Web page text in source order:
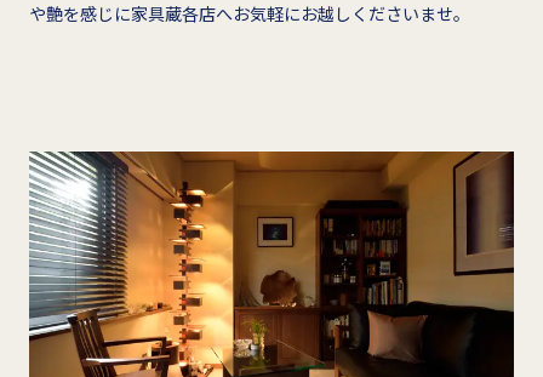
や艶を感じに家具蔵各店へお気軽にお越しくださいませ。